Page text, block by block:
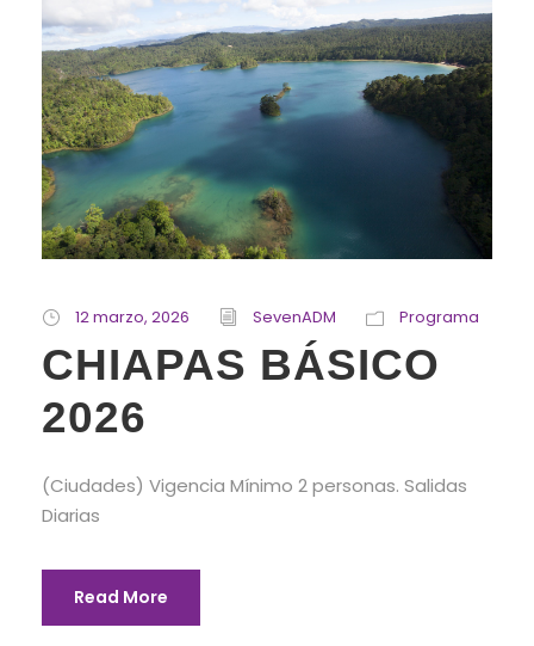
12 marzo, 2026 SevenADM Programa
CHIAPAS BÁSICO
2026
(Ciudades) Vigencia Mínimo 2 personas. Salidas
Diarias
Read More